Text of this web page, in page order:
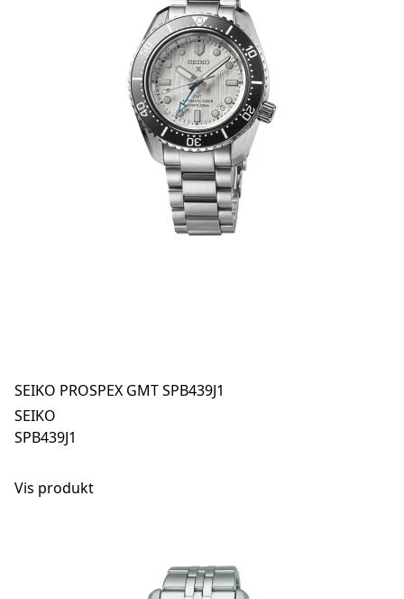
SEIKO PROSPEX GMT SPB439J1
SEIKO
SPB439J1
Vis produkt